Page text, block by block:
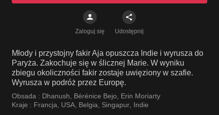
Zaloguj się Udostępnij
Młody i przystojny fakir Aja opuszcza Indie i wyrusza do
Paryża. Zakochuje się w ślicznej Marie. W wyniku
zbiegu okoliczności fakir zostaje uwięziony w szafie.
Wyrusza w podróż przez Europę.
Obsada : Dhanush Bérénice Bejo
Erin Moriarty
Kraje : Francja USA Belgia Singapur Indie